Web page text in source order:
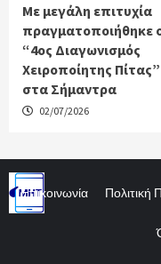
Με μεγάλη επιτυχία
πραγματοποιήθηκε
“4ος Διαγωνισμός
Χειροποίητης Πίτας”
στα Σήμαντρα
02/07/2026
Επικοινωνία